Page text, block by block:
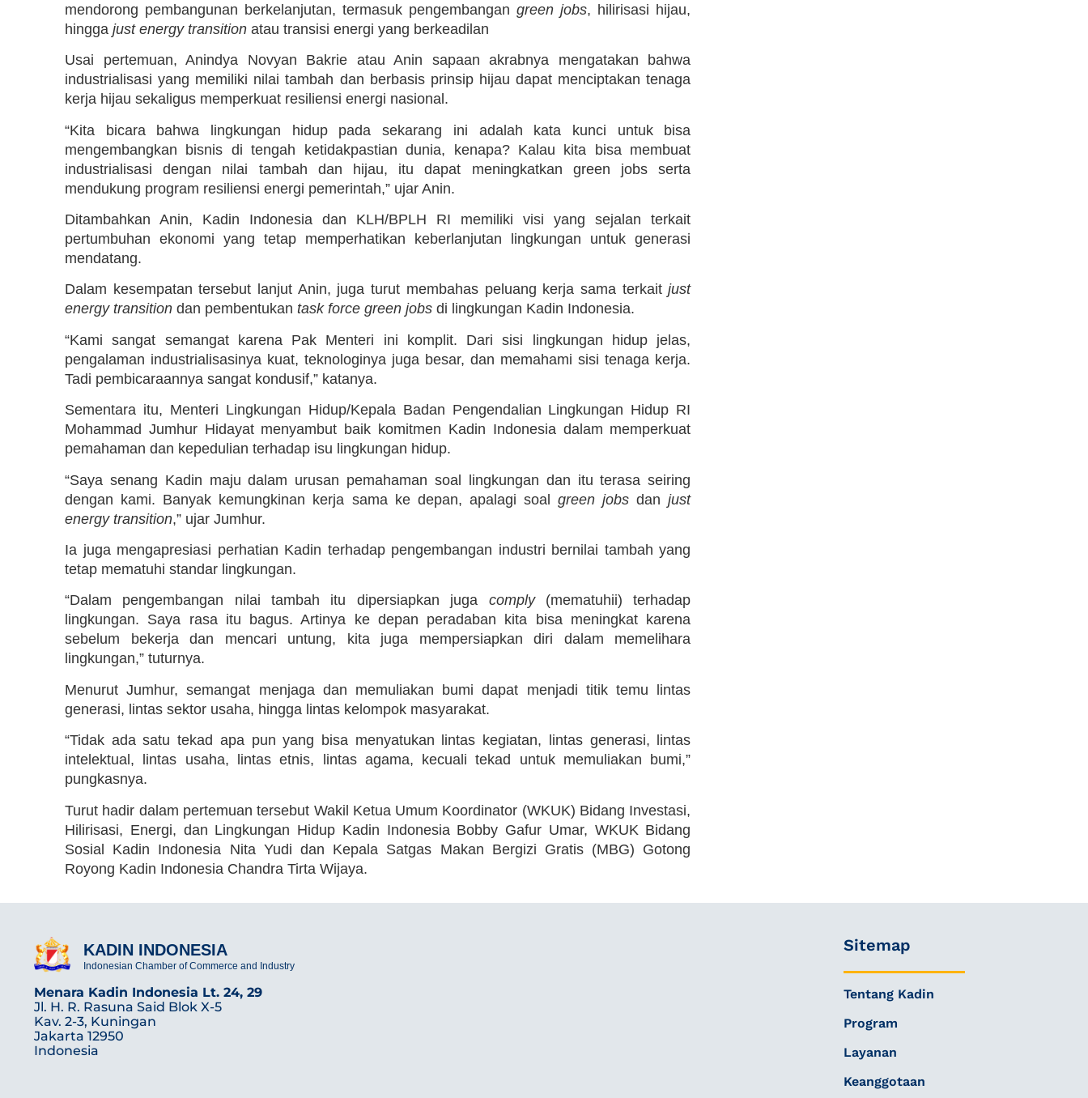
mendorong pembangunan berkelanjutan, termasuk pengembangangreen jobs, hilirisasi hijau,
hingga just energy transition atau transisi energi yang berkeadilan
Usai pertemuan, Anindya Novyan Bakrie atau Anin sapaan akrabnya mengatakan bahwa
industrialisasi yang memiliki nilai tambah dan berbasis prinsip hijau dapat menciptakan tenaga
kerja hijau sekaligus memperkuat resiliensi energi nasional.
“Kita bicara bahwa lingkungan hidup pada sekarang ini adalah kata kunci untuk bisa
mengembangkan bisnis di tengah ketidakpastian dunia, kenapa? Kalau kita bisa membuat
industrialisasi dengan nilai tambah dan hijau, itu dapat meningkatkan green jobs serta
mendukung program resiliensi energi pemerintah,” ujar Anin.
Ditambahkan Anin, Kadin Indonesia dan KLH/BPLH RI memiliki visi yang sejalan terkait
pertumbuhan ekonomi yang tetap memperhatikan keberlanjutan lingkungan untuk generasi
mendatang.
Dalam kesempatan tersebut lanjut Anin, juga turut membahas peluang kerja sama terkaitjust
energy transition dan pembentukan task force green jobs di lingkungan Kadin Indonesia.
“Kami sangat semangat karena Pak Menteri ini komplit. Dari sisi lingkungan hidup jelas,
pengalaman industrialisasinya kuat, teknologinya juga besar, dan memahami sisi tenaga kerja.
Tadi pembicaraannya sangat kondusif,” katanya.
Sementara itu, Menteri Lingkungan Hidup/Kepala Badan Pengendalian Lingkungan Hidup RI
Mohammad Jumhur Hidayat menyambut baik komitmen Kadin Indonesia dalam memperkuat
pemahaman dan kepedulian terhadap isu lingkungan hidup.
“Saya senang Kadin maju dalam urusan pemahaman soal lingkungan dan itu terasa seiring
dengan kami. Banyak kemungkinan kerja sama ke depan, apalagi soalgreen jobs danjust
energy transition,” ujar Jumhur.
Ia juga mengapresiasi perhatian Kadin terhadap pengembangan industri bernilai tambah yang
tetap mematuhi standar lingkungan.
“Dalam pengembangan nilai tambah itu dipersiapkan juga comply(mematuhii) terhadap
lingkungan. Saya rasa itu bagus. Artinya ke depan peradaban kita bisa meningkat karena
sebelum bekerja dan mencari untung, kita juga mempersiapkan diri dalam memelihara
lingkungan,” tuturnya.
Menurut Jumhur, semangat menjaga dan memuliakan bumi dapat menjadi titik temu lintas
generasi, lintas sektor usaha, hingga lintas kelompok masyarakat.
“Tidak ada satu tekad apa pun yang bisa menyatukan lintas kegiatan, lintas generasi, lintas
intelektual, lintas usaha, lintas etnis, lintas agama, kecuali tekad untuk memuliakan bumi,”
pungkasnya.
Turut hadir dalam pertemuan tersebut Wakil Ketua Umum Koordinator (WKUK) Bidang Investasi,
Hilirisasi, Energi, dan Lingkungan Hidup Kadin Indonesia Bobby Gafur Umar, WKUK Bidang
Sosial Kadin Indonesia Nita Yudi dan Kepala Satgas Makan Bergizi Gratis (MBG) Gotong
Royong Kadin Indonesia Chandra Tirta Wijaya.
KADIN INDONESIA
Indonesian Chamber of Commerce and Industry
Menara Kadin Indonesia Lt. 24, 29
Jl. H. R. Rasuna Said Blok X-5
Kav. 2-3, Kuningan
Jakarta 12950
Indonesia
Sitemap
Tentang Kadin
Program
Layanan
Keanggotaan